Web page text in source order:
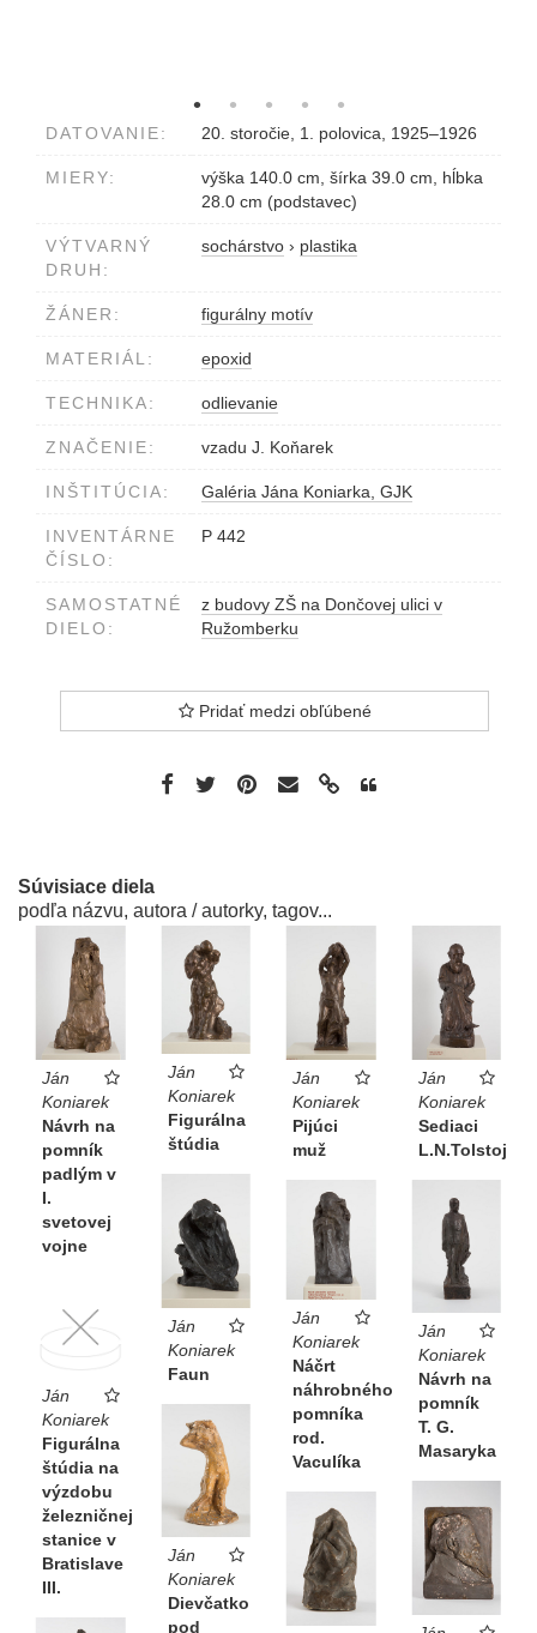
DATOVANIE: 20. storočie, 1. polovica, 1925–1926
MIERY:
výška 140.0 cm, šírka 39.0 cm, hĺbka
28.0 cm (podstavec)
VÝTVARNÝ
DRUH:
sochárstvo › plastika
ŽÁNER: figurálny motív
MATERIÁL: epoxid
TECHNIKA: odlievanie
ZNAČENIE: vzadu J. Koňarek
INŠTITÚCIA: Galéria Jána Koniarka, GJK
INVENTÁRNE
ČÍSLO:
P 442
SAMOSTATNÉ
DIELO:
z budovy ZŠ na Dončovej ulici v
Ružomberku
Pridať medzi obľúbené
Súvisiace diela
podľa názvu, autora / autorky, tagov...
Ján
Koniarek
Návrh na
pomník
padlým v
I.
svetovej
vojne
Ján
Koniarek
Figurálna
štúdia
Ján
Koniarek
Pijúci
muž
Ján
Koniarek
Sediaci
L.N.Tolstoj
Ján
Koniarek
Faun
Ján
Koniarek
Náčrt
náhrobného
pomníka
rod.
Vaculíka
Ján
Koniarek
Návrh na
pomník
T. G.
Masaryka
Ján
Koniarek
Figurálna
štúdia na
výzdobu
železničnej
stanice v
Bratislave
III.
Ján
Koniarek
Dievčatko
pod